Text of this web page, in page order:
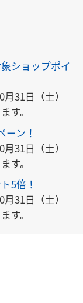
ショップポイ
31日（土）
す。
ン！
31日（土）
す。
5倍！
31日（土）
す。